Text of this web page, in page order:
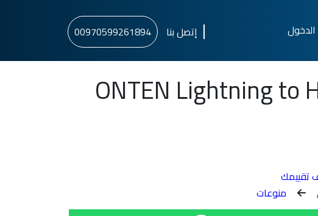
إتصل بنا 00970599261894
ONTEN Lightning to
تقييمك
منوعات